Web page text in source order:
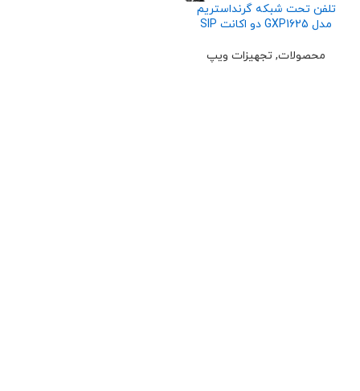
تلفن تحت شبکه گرنداستریم
مدل GXP1625 دو اکانت SIP
محصولات, تجهیزات ویپ